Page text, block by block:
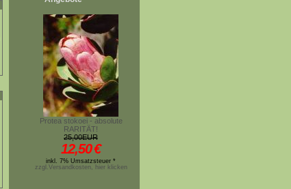
Protea stokoei - absolute
RARITÄT!
25,00EUR
12,50€
inkl. 7% Umsatzsteuer *
zzgl.Versandkosten, hier klicken